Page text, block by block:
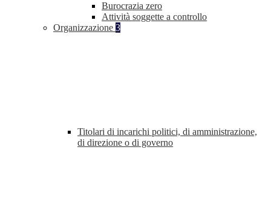
Burocrazia zero
Attività soggette a controllo
Organizzazione 3
Titolari di incarichi politici, di amministrazione,
di direzione o di governo